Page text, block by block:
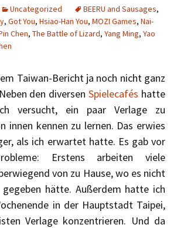
Uncategorized BEERU and Sausages,
, Got You, Hsiao-Han You, MOZI Games, Nai-
Chen, The Battle of Lizard, Yang Ming, Yao
Taiwan-Bericht ja noch nicht ganz
den diversenSpielecafés hatte
versucht, ein paar Verlage zu
innen kennen zu lernen. Das erwies
als ich erwartet hatte. Es gab vor
Erstens arbeiten viele
von zu Hause, wo es nicht
hätte. Außerdem hatte ich
in der Hauptstadt Taipei,
Verlage konzentrieren. Und da